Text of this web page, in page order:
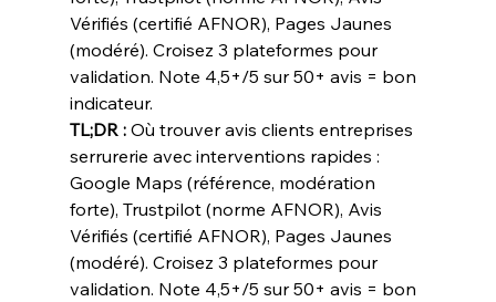
Vérifiés (certifié AFNOR), Pages Jaunes
(modéré). Croisez 3 plateformes pour
validation. Note 4,5+/5 sur 50+ avis = bon
indicateur.
TL;DR : Où trouver avis clients entreprises
serrurerie avec interventions rapides :
Google Maps (référence, modération
forte), Trustpilot (norme AFNOR), Avis
Vérifiés (certifié AFNOR), Pages Jaunes
(modéré). Croisez 3 plateformes pour
validation. Note 4,5+/5 sur 50+ avis = bon